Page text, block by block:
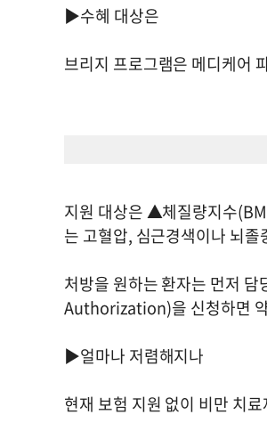
▶수혜 대상은
브리지 프로그램은 메디케어
지원 대상은 ▲체질량지수
는 고혈압, 심근경색이나 뇌
처방을 원하는 환자는 먼저
Authorization)을 신청하면
▶얼마나 저렴해지나
현재 보험 지원 없이 비만 치